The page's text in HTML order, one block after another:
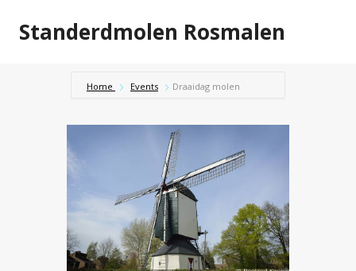
naarStanderdmolen Rosmalen
Home Events Draaidag molen